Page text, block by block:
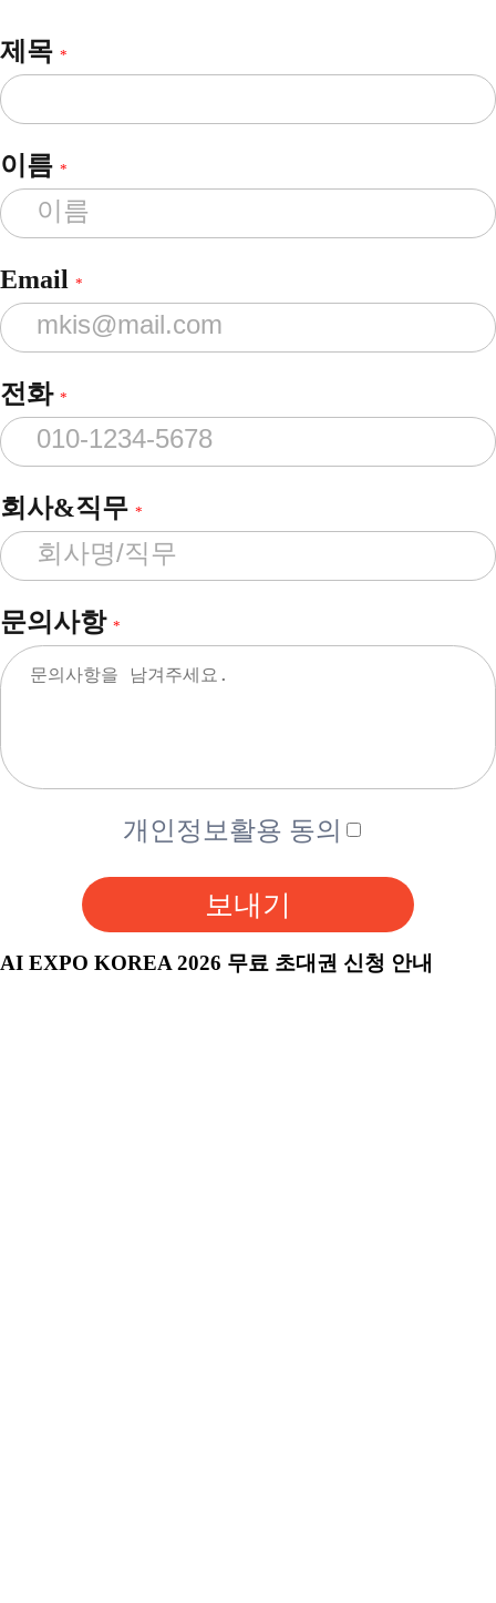
제목 *
이름 *
Email *
전화 *
회사&직무 *
문의사항 *
개인정보활용 동의
보내기
AI EXPO KOREA 2026 무료 초대권 신청 안내